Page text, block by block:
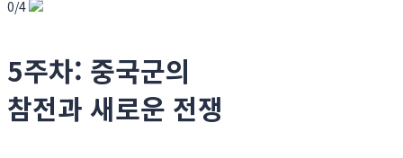
0/4
5주차: 중국군의
참전과 새로운 전쟁